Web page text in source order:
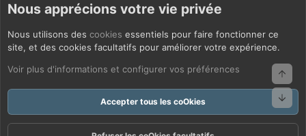
Nous apprécions votre vie privée
Nous utilisons des cookies essentiels pour faire fonctionner ce
site, et des cookies facultatifs pour améliorer votre expérience.
Voir plus d'informations et configurer vos préférences
Accepter tous les coOkies